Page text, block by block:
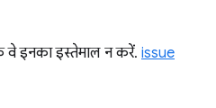
वे इनका इस्तेमाल न करें. issue